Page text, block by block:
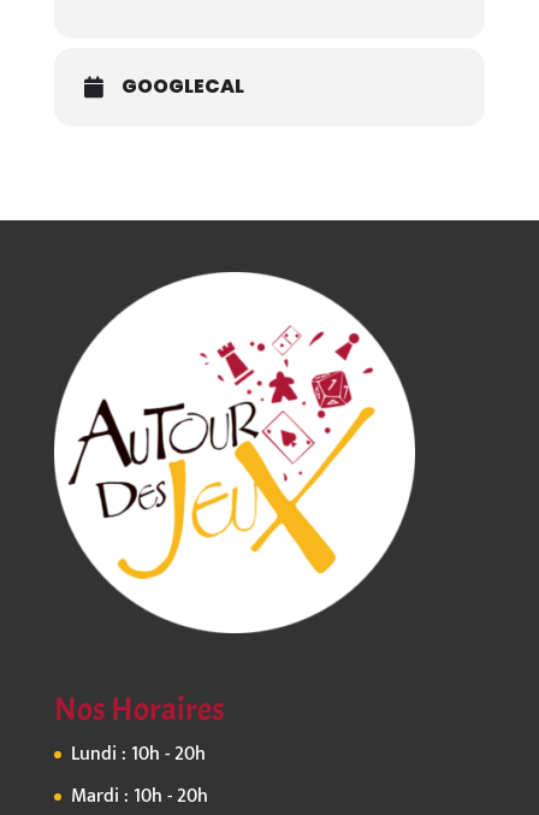
GOOGLECAL
Nos Horaires
Lundi : 10h - 20h
Mardi : 10h - 20h